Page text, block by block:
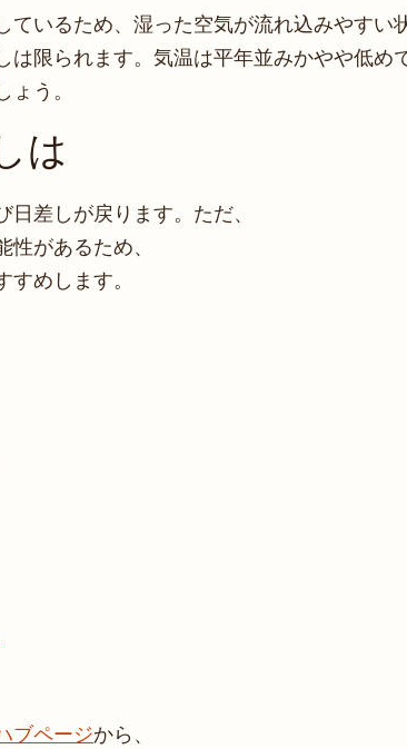
いるため、湿った空気が流れ込みやすい
限られます。気温は平年並みかやや低めで
う。
は
差しが戻ります。ただ、
があるため、
めします。
ブページから、